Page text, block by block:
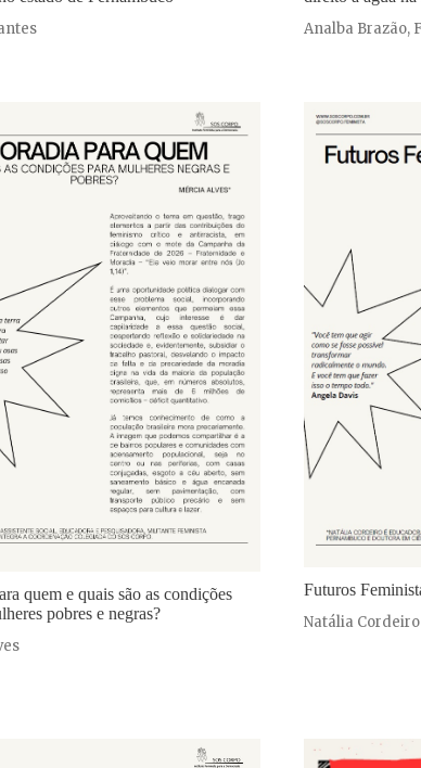
Analba Brazão,
quem e quais são as condições
pobres e negras?
Futuros
Natália Cordeiro